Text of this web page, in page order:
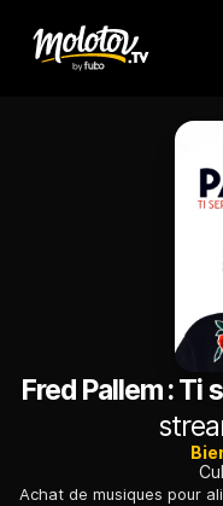
Fred Pallem : Ti
Achat de musiques pour